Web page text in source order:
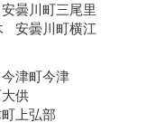
安曇川町三尾里
安曇川町横江
今津町今津
供
上弘部